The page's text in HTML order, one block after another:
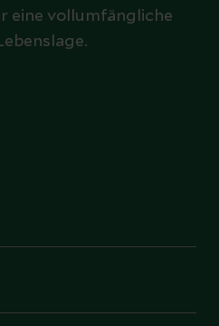
eine vollumfängliche